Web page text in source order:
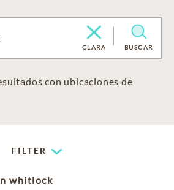
CLARA BUSCAR
con ubicaciones de
FILTER
whitlock